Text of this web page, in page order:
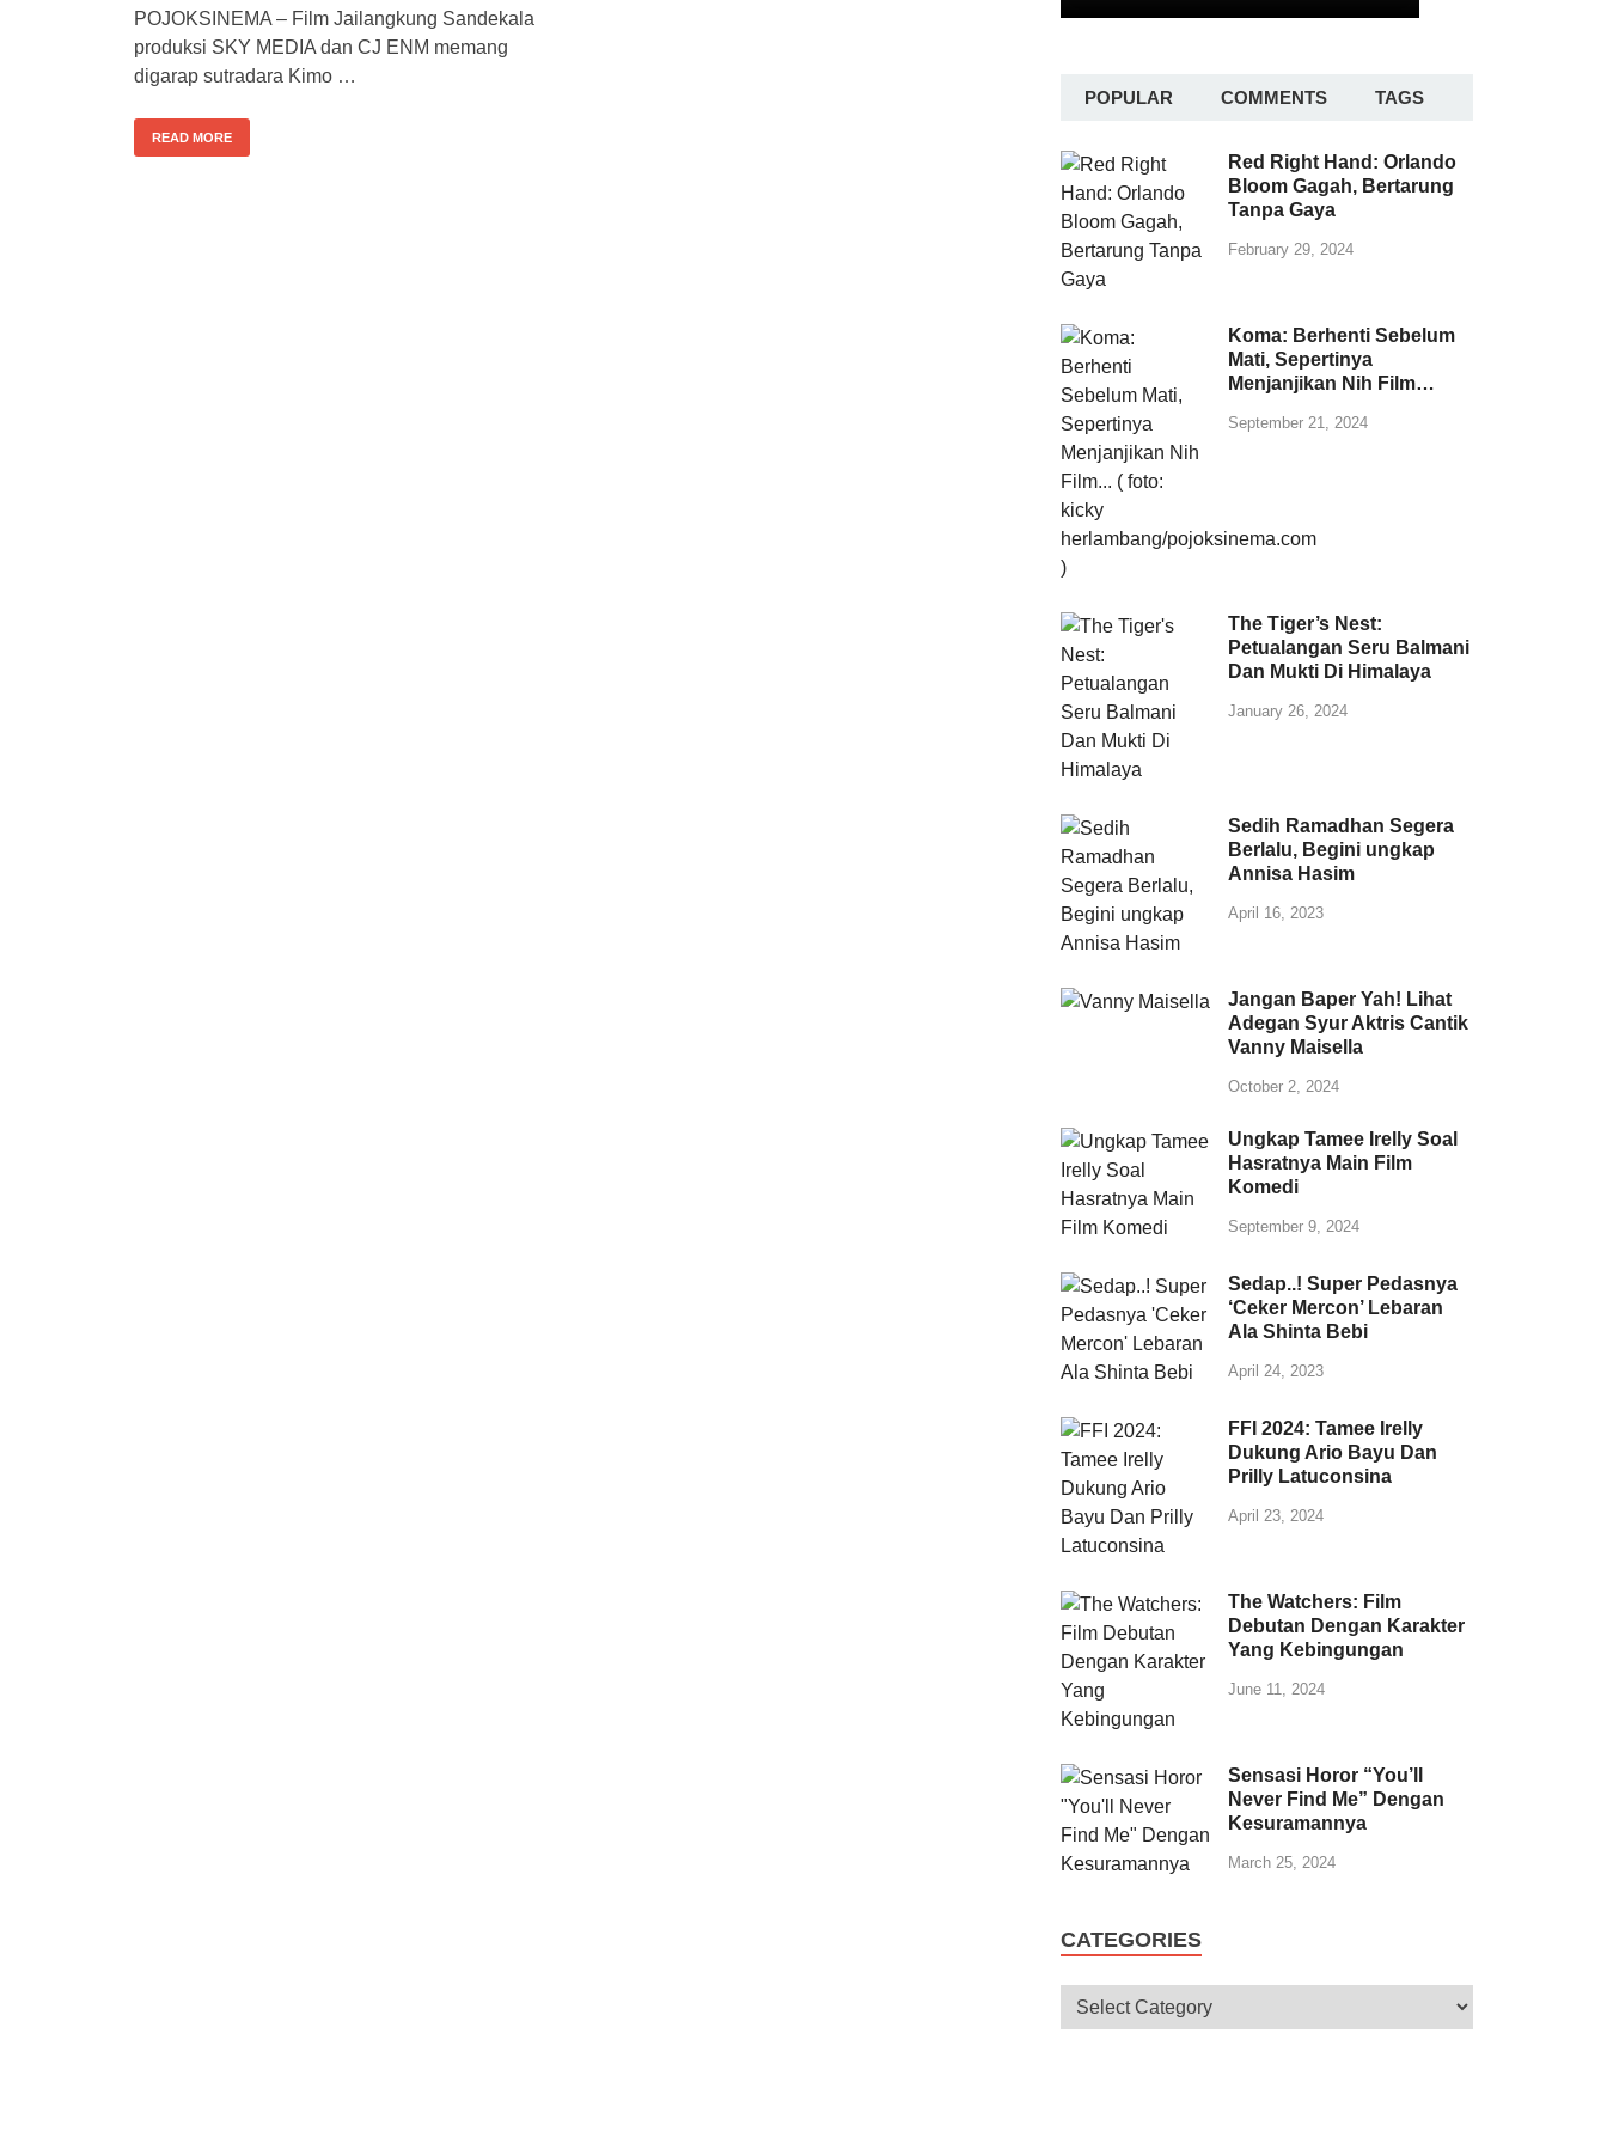
POJOKSINEMA – Film Jailangkung Sandekala
produksi SKY MEDIA dan CJ ENM memang
digarap sutradara Kimo …
READ MORE
POPULAR COMMENTS TAGS
Red Right Hand: Orlando
Bloom Gagah, Bertarung
Tanpa Gaya
February 29, 2024
Koma: Berhenti Sebelum
Mati, Sepertinya
Menjanjikan Nih Film…
September 21, 2024
The Tiger’s Nest:
Petualangan Seru Balmani
Dan Mukti Di Himalaya
January 26, 2024
Sedih Ramadhan Segera
Berlalu, Begini ungkap
Annisa Hasim
April 16, 2023
Jangan Baper Yah! Lihat
Adegan Syur Aktris Cantik
Vanny Maisella
October 2, 2024
Ungkap Tamee Irelly Soal
Hasratnya Main Film
Komedi
September 9, 2024
Sedap..! Super Pedasnya
‘Ceker Mercon’ Lebaran
Ala Shinta Bebi
April 24, 2023
FFI 2024: Tamee Irelly
Dukung Ario Bayu Dan
Prilly Latuconsina
April 23, 2024
The Watchers: Film
Debutan Dengan Karakter
Yang Kebingungan
June 11, 2024
Sensasi Horor “You’ll
Never Find Me” Dengan
Kesuramannya
March 25, 2024
CATEGORIES